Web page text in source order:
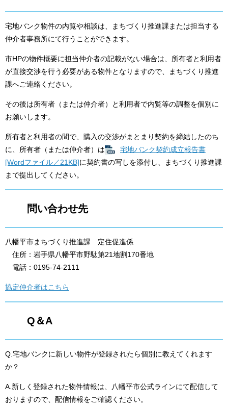
宅地バンク物件の内覧や相談は、まちづくり推進課または担当する
仲介者事務所にて行うことができます。
市HPの物件概要に担当仲介者の記載がない場合は、所有者と利用者
が直接交渉を行う必要がある物件となりますので、まちづくり推進
課へご連絡ください。
その後は所有者（または仲介者）と利用者で内覧等の調整を個別に
お願いします。​
所有者と利用者の間で、購入の交渉がまとまり契約を締結したのち
に、所有者（または仲介者）は
宅地バンク​契約成立報告書
[Wordファイル／21KB]に契約書の写しを添付し、まちづくり推進課
まで提出してください。
問い合わせ先
八幡平市まちづくり推進課 定住促進係
住所：岩手県八幡平市野駄第21地割170番地
電話：0195-74-2111
協定仲介者はこちら
Q＆A
Q.宅地バンクに新しい物件が登録されたら個別に教えてくれます
か？
A.新しく登録された物件情報は、八幡平市公式ラインにて配信して
おりますので、配信情報をご確認ください。